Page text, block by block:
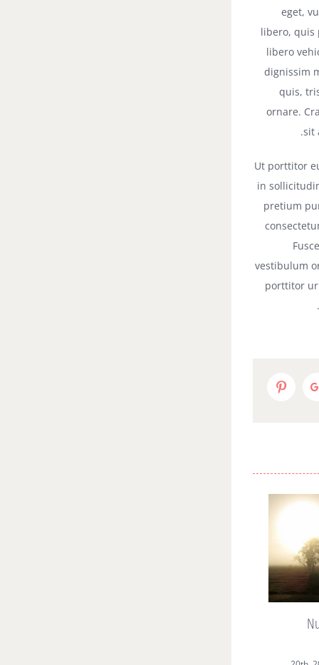
eget,
libero, quis
libero
dignissim
quis,
ornare.
sit
Ut porttitor
in
pretium
vestibulum
porttitor
Google+